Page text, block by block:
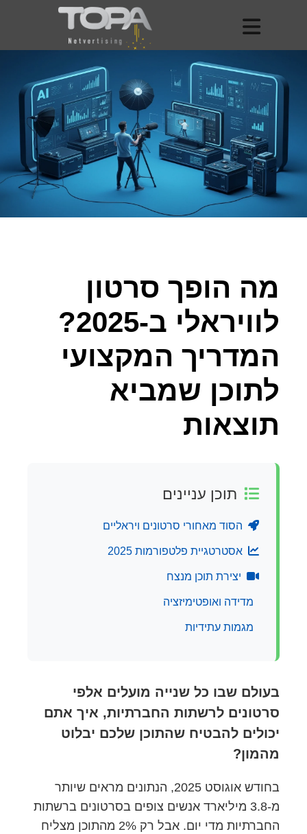
מה הופך סרטון
לוויראלי ב-2025?
המדריך המקצועי
לתוכן שמביא
תוצאות
תוכן עניינים
הסוד מאחורי סרטונים ויראליים
אסטרטגיית פלטפורמות 2025
יצירת תוכן מנצח
מדידה ואופטימיזציה
מגמות עתידיות
בעולם שבו כל שנייה מועלים אלפי
סרטונים לרשתות החברתיות, איך אתם
יכולים להבטיח שהתוכן שלכם יבלוט
מהמון?
בחודש אוגוסט 2025, הנתונים מראים שיותר
מ-3.8 מיליארד אנשים צופים בסרטונים ברשתות
החברתיות מדי יום. אבל רק 2% מהתוכן מצליח